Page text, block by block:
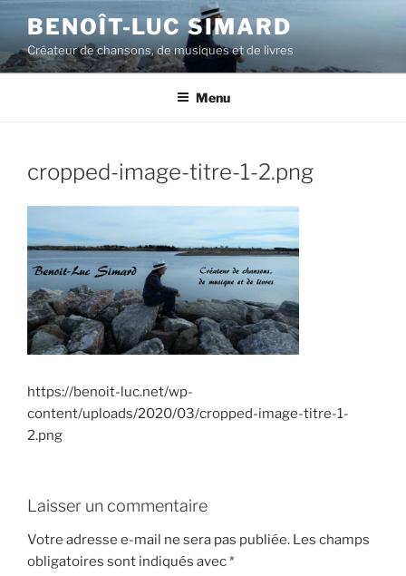
contenu
principal
BENOÎT-LUC SIMARD
Créateur de chansons, de musiques et de livres
Menu
cropped-image-titre-1-2.png
https://benoit-luc.net/wp-
content/uploads/2020/03/cropped-image-titre-1-
2.png
Laisser un commentaire
Votre adresse e-mail ne sera pas publiée. Les champs
obligatoires sont indiqués avec*